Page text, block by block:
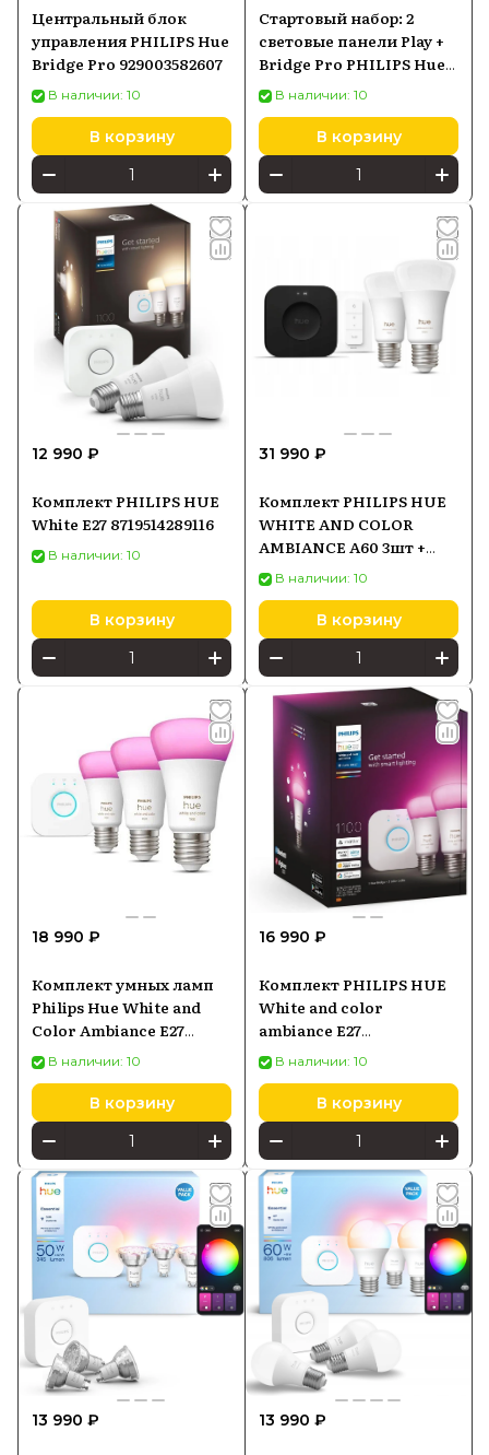
Центральный блок
управления PHILIPS Hue
Bridge Pro 929003582607
В наличии: 10
В корзину
Стартовый набор: 2
световые панели Play +
Bridge Pro PHILIPS Hue
White and Color
Ambiance черный
915005733903
В наличии: 10
В корзину
12 990 ₽
Комплект PHILIPS HUE
White E27 8719514289116
В наличии: 10
В корзину
31 990 ₽
Комплект PHILIPS HUE
WHITE AND COLOR
AMBIANCE A60 3шт +
Dimmer Switch Bridge
Pro 929003853503
В наличии: 10
В корзину
18 990 ₽
Комплект умных ламп
Philips Hue White and
Color Ambiance E27
Starter Kit 9Вт 1100Лм
Bluetooth (929002468811)
В наличии: 10
В корзину
16 990 ₽
Комплект PHILIPS HUE
White and color
ambiance E27
929002468810
В наличии: 10
В корзину
13 990 ₽ 13 990 ₽